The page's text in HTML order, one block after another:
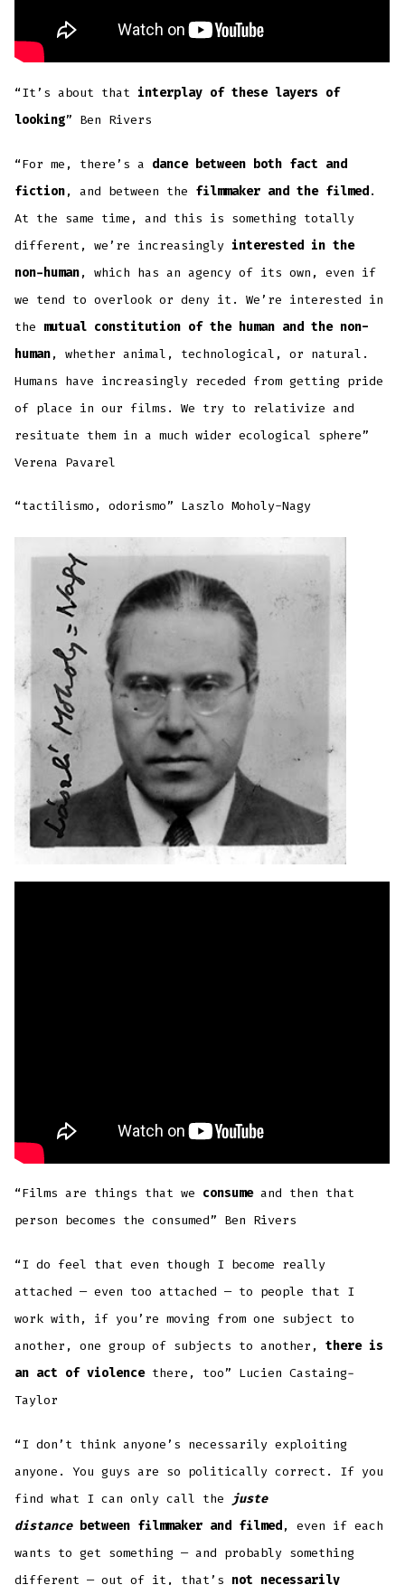
“It’s about that interplay of these layers of
looking” Ben Rivers
“For me, there’s a dance between both fact and
fiction, and between the filmmaker and the filmed.
At the same time, and this is something totally
different, we’re increasingly interested in the
non-human, which has an agency of its own, even if
we tend to overlook or deny it. We’re interested in
the mutual constitution of the human and the non-
human, whether animal, technological, or natural.
Humans have increasingly receded from getting pride
of place in our films. We try to relativize and
resituate them in a much wider ecological sphere”
Verena Pavarel
“tactilismo, odorismo” Laszlo Moholy-Nagy
“Films are things that we consumeand then that
person becomes the consumed” Ben Rivers
“I do feel that even though I become really
attached — even too attached — to people that I
work with, if you’re moving from one subject to
another, one group of subjects to another,there is
an act of violencethere, too” Lucien Castaing-
Taylor
“I don’t think anyone’s necessarily exploiting
anyone. You guys are so politically correct. If you
find what I can only call the
juste
distancebetween filmmaker and filmed, even if each
wants to get something — and probably something
different — out of it, that’s not necessarily